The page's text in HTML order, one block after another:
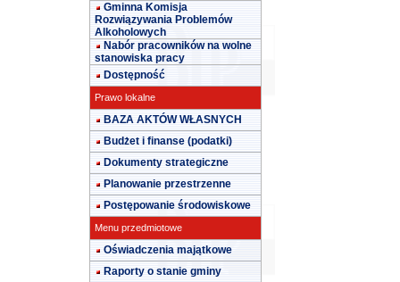
Gminna Komisja
Rozwiązywania Problemów
Alkoholowych
Nabór pracowników na wolne
stanowiska pracy
Dostępność
Prawo lokalne
BAZA AKTÓW WŁASNYCH
Budżet i finanse (podatki)
Dokumenty strategiczne
Planowanie przestrzenne
Postępowanie środowiskowe
Menu przedmiotowe
Oświadczenia majątkowe
Raporty o stanie gminy